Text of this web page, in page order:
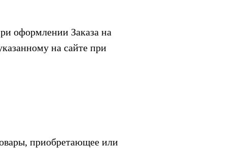
оформлении Заказа на
на сайте при
приобретающее или